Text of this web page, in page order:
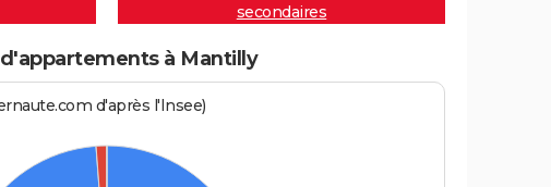
secondaires
à Mantilly
d'après l'Insee)